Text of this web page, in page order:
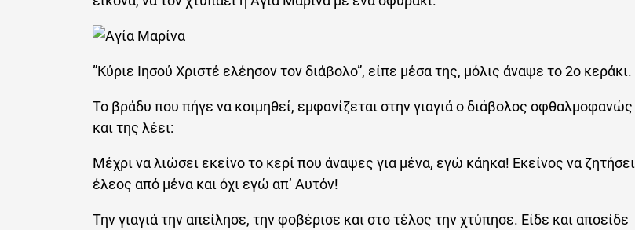
”Κύριε Ιησού Χριστέ ελέησον τον διάβολο”, είπε μέσα της, μόλις άναψε το 2ο κεράκι.
Το βράδυ που πήγε να κοιμηθεί, εμφανίζεται στην γιαγιά ο διάβολος οφθαλμοφανώς
και της λέει:
Μέχρι να λιώσει εκείνο το κερί που άναψες για μένα, εγώ κάηκα! Εκείνος να ζητήσει
έλεος από μένα και όχι εγώ απ’ Αυτόν!
Την γιαγιά την απείλησε, την φοβέρισε και στο τέλος την χτύπησε. Είδε και αποείδε